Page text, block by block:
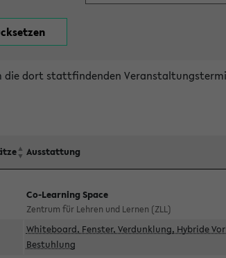
die dort stattfindenden
Ausstattung
Co-Learning Space
Zentrum für Lehren und Lernen (ZLL)
Whiteboard, Fenster, Verdunklung, Hybride
Bestuhlung